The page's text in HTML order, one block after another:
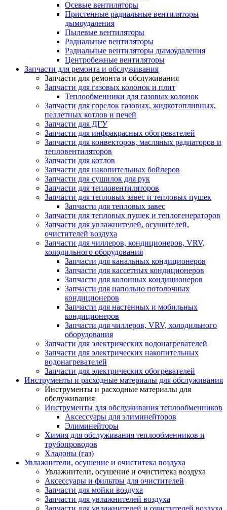
Осевые вентиляторы
Пристенные радиальные вентиляторы
дымоудаления
Пылевые вентиляторы
Радиальные вентиляторы
Радиальные вентиляторы дымоудаления
Центробежные вентиляторы
Запчасти для ремонта и обслуживания
Запчасти для ремонта и обслуживания
Запчасти для газовых колонок и плит
Теплообменники для газовых колонок
Запчасти для горелок газовых, жидкотопливных,
пеллетных котлов и печей
Запчасти для ДГУ
Запчасти для инфракрасных обогревателей
Запчасти для конвекторов, масляных радиаторов и
тепловентиляторов
Запчасти для котлов
Запчасти для накопительных бойлеров
Запчасти для сушилок для рук
Запчасти для тепловентиляторов
Запчасти для тепловых завес и тепловых пушек
Запчасти для тепловых завес
Запчасти для тепловых пушек и теплогенераторов
Запчасти для увлажнителей, осушителей,
очистителей воздуха
Запчасти для чиллеров, кондиционеров, VRV,
холодильного оборудования
Запчасти для канальных кондиционеров
Запчасти для кассетных кондиционеров
Запчасти для колонных кондиционеров
Запчасти для напольно потолочных
кондиционеров
Запчасти для настенных и мобильных
кондиционеров
Запчасти для чиллеров, VRV, холодильного
оборудования
Запчасти для электрических водонагревателей
Запчасти для электрических накопительных
водонагревателей
Запчасти для электрических обогревателей
Инструменты и расходные материалы для обслуживания
Инструменты и расходные материалы для
обслуживания
Инструменты для обслуживания теплообменников
Аксессуары для элиминейторов
Элиминейторы
Химия для обслуживания теплообменников и
трубопроводов
Хладоны (газ)
Увлажнители, осушение и очиститека воздуха
Увлажнители, осушение и очиститека воздуха
Аксессуары и фильтры для очистителей
Запчасти для мойки воздуха
Запчасти для увлажнителей воздуха
Запчасти для увлажнителей и очистителей воздуха